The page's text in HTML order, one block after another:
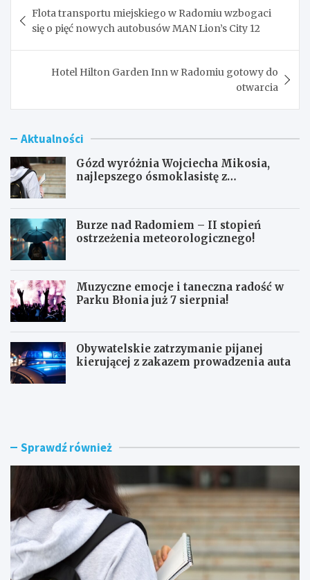
wpisu
Flota transportu miejskiego w Radomiu wzbogaci
się o pięć nowych autobusów MAN Lion’s City 12
Hotel Hilton Garden Inn w Radomiu gotowy do
otwarcia
Aktualności
Gózd wyróżnia Wojciecha Mikosia,
najlepszego ósmoklasistę z
Burze nad Radomiem – II stopień
ostrzeżenia meteorologicznego!
Muzyczne emocje i taneczna radość w
Parku Błonia już 7 sierpnia!
Obywatelskie zatrzymanie pijanej
kierującej z zakazem prowadzenia auta
G
y
a
W
o
j
B
n
o
m
i
e
Sprawdź również